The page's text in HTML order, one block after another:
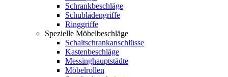
Schrankbeschläge
Schubladengriffe
Ringgriffe
Spezielle Möbelbeschläge
Schaltschrankanschlüsse
Kastenbeschläge
Messinghauptstädte
Möbelrollen